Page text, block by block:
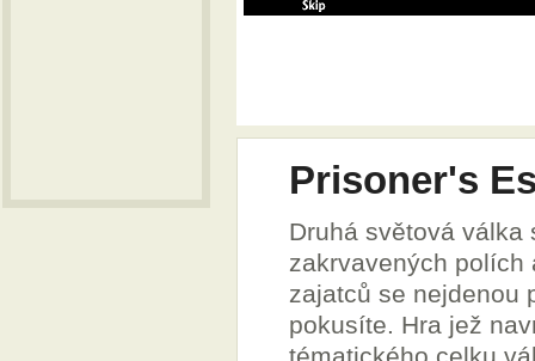
Prisoner's
Druhá světová válka
zakrvavených polích
zajatců se nejdenou
pokusíte. Hra jež